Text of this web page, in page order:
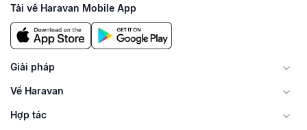
Tải về Haravan Mobile App
Giải pháp
Về Haravan
Hợp tác